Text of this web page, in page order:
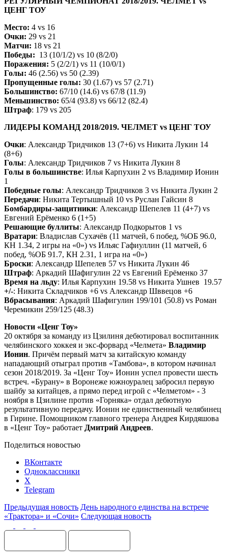
ЦЕНГ ТОУ
Место: 4 vs 16
Очки: 29 vs 21
Матчи: 18 vs 21
Победы: 13 (10/1/2) vs 10 (8/2/0)
Поражения: 5 (2/2/1) vs 11 (10/0/1)
Голы: 46 (2.56) vs 50 (2.39)
Пропущенные голы: 30 (1.67) vs 57 (2.71)
Большинство: 67/10 (14.6) vs 67/8 (11.9)
Меньшинство: 65/4 (93.8) vs 66/12 (82.4)
Штраф: 179 vs 205
ЛИДЕРЫ КОМАНД 2018/2019. ЧЕЛМЕТ vs ЦЕНГ ТОУ
Очки: Александр Тридчиков 13 (7+6) vs Никита Лукин 14
(8+6)
Голы: Александр Тридчиков 7 vs Никита Лукин 8
Голы в большинстве: Илья Карпухин 2 vs Владимир Ионин
1
Победные голы: Александр Тридчиков 3 vs Никита Лукин 2
Передачи: Никита Тертышный 10 vs Руслан Гайсин 8
Бомбардиры-защитники: Александр Шепелев 11 (4+7) vs
Евгений Ерёменко 6 (1+5)
Решающие буллиты: Александр Подкорытов 1 vs
Вратари: Владислав Сухачёв (11 матчей, 6 побед, %ОБ 96.0,
КН 1.34, 2 игры на «0») vs Ильяс Гафиуллин (11 матчей, 6
побед, %ОБ 91.7, КН 2.31, 1 игра на «0»)
Броски: Александр Шепелев 57 vs Никита Лукин 46
Штраф: Аркадий Шафигулин 22 vs Евгений Ерёменко 37
Время на льду: Илья Карпухин 19.58 vs Никита Ушнев 19.57
+/-: Никита Складчиков +6 vs Александр Шввецов +6
Вбрасывания: Аркадий Шафигулин 199/101 (50.8) vs Роман
Черемикин 259/125 (48.3)
Новости «Ценг Тоу»
20 октября за команду из Цзилиня дебютировал воспитанник
челябинского хоккея и экс-форвард «Челмета» Владимир
Ионин. Причём первый матч за китайскую команду
нападающий отыграл против «Тамбова», в котором начинал
сезон 2018/2019. За «Ценг Тоу» Ионин успел провести шесть
встреч. «Бурану» в Воронеже южноуралец забросил первую
шайбу за китайцев, а прямо перед игрой с «Челметом» - 3
ноября в Цзилине против «Горняка» отдал дебютную
результативную передачу. Ионин не единственный челябинец
в Гирине. Помощником главного тренера Андрея Кирдяшова
в «Ценг Тоу» работает Дмитрий Андреев.
Поделиться новостью
ВКонтакте
Одноклассники
X
Telegram
Предыдущая новость День народного единства на встрече
«Трактора» и «Сочи» Следующая новость